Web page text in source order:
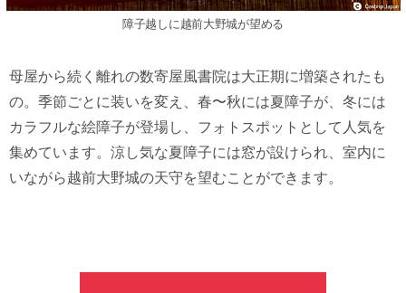
障子越しに越前大野城が望める
母屋から続く離れの数寄屋風書院は大正期に増築されたも
の。季節ごとに装いを変え、春〜秋には夏障子が、冬には
カラフルな絵障子が登場し、フォトスポットとして人気を
集めています。涼し気な夏障子には窓が設けられ、室内に
いながら越前大野城の天守を望むことができます。